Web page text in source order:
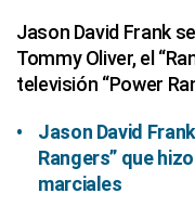
Jason David Frank
Tommy Oliver, el
televisión “Power
Jason David
Rangers” que
marciales